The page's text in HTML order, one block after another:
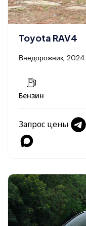
Toyota RAV4
Внедорожник, 2024
Бензин
Запрос цены